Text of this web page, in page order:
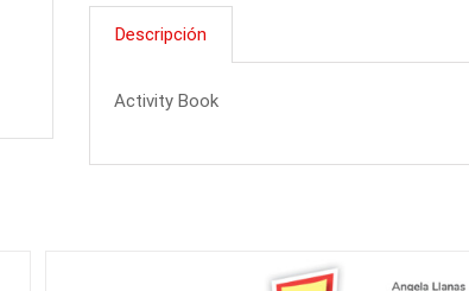
4
cantidad
Descripción
Activity Book